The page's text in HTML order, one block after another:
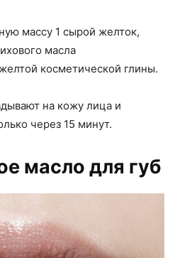
массу 1 сырой желток,
масла
косметической глины.
на кожу лица и
через 15 минут.
масло для губ